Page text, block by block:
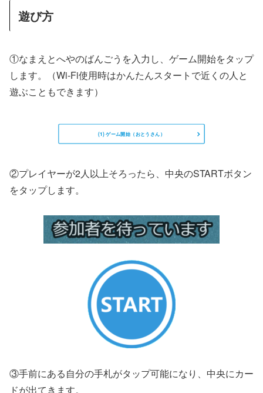
遊び方
①なまえとへやのばんごうを入力し、ゲーム開始をタップ
します。（Wi-Fi使用時はかんたんスタートで近くの人と
遊ぶこともできます）
(1) ゲーム開始（おとうさん）
②プレイヤーが2人以上そろったら、中央のSTARTボタン
をタップします。
③手前にある自分の手札がタップ可能になり、中央にカー
ドが出てきます。